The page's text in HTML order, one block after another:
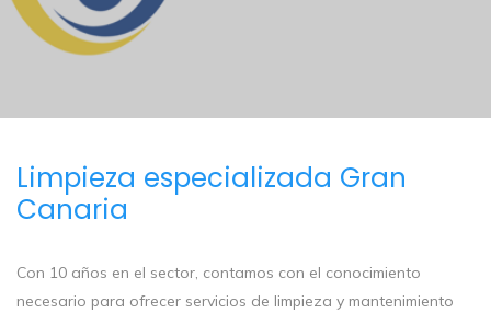
Limpieza especializada Gran
Canaria
Con 10 años en el sector, contamos con el conocimiento
necesario para ofrecer servicios de limpieza y mantenimiento